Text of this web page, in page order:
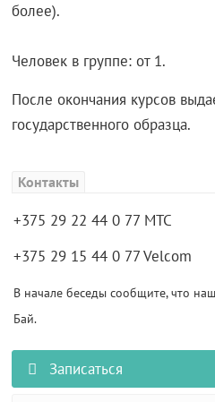
более).
Человек в группе: от 1.
После окончания курсов
государственного образца.
Контакты
+375 29 22 44 0 77 MTC
+375 29 15 44 0 77 Velcom
В начале беседы сообщите, что
Бай.
Записаться